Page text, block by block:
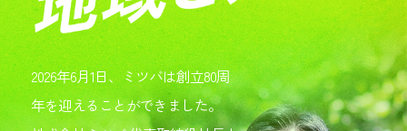
2026年6月1日、ミツバは創立80周
年を迎えることができました。